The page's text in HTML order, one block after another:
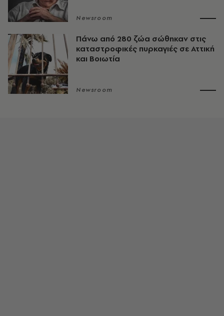
Newsroom
Πάνω από 280 ζώα σώθηκαν στις
καταστροφικές πυρκαγιές σε Αττική
και Βοιωτία
Newsroom